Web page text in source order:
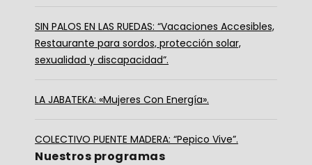
SIN PALOS EN LAS RUEDAS: “Vacaciones Accesibles,
Restaurante para sordos, protección solar,
sexualidad y discapacidad”.
LA JABATEKA: «Mujeres Con Energía».
COLECTIVO PUENTE MADERA: “Pepico Vive”.
Nuestros programas